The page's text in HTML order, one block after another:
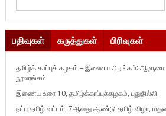
பதிவுகள் கருத்துகள் பிரிவுகள்
தமிழ்க் காப்புக் கழகம் – இணைய அரங்கம்:
நூலரங்கம்
இணைய உரை 10, தமிழ்க்காப்புக்கழகம், புதுதில்லி
நட்பு தமிழ் வட்டம், 7ஆவது ஆண்டு தமிழ் விழா,